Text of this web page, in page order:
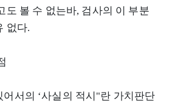
도 볼 수 없는바, 검사의 이 부분
없다.
어서의 ‘사실의 적시"란 가치판단